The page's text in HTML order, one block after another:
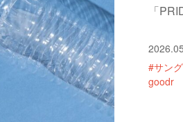
「
#サン
goodr